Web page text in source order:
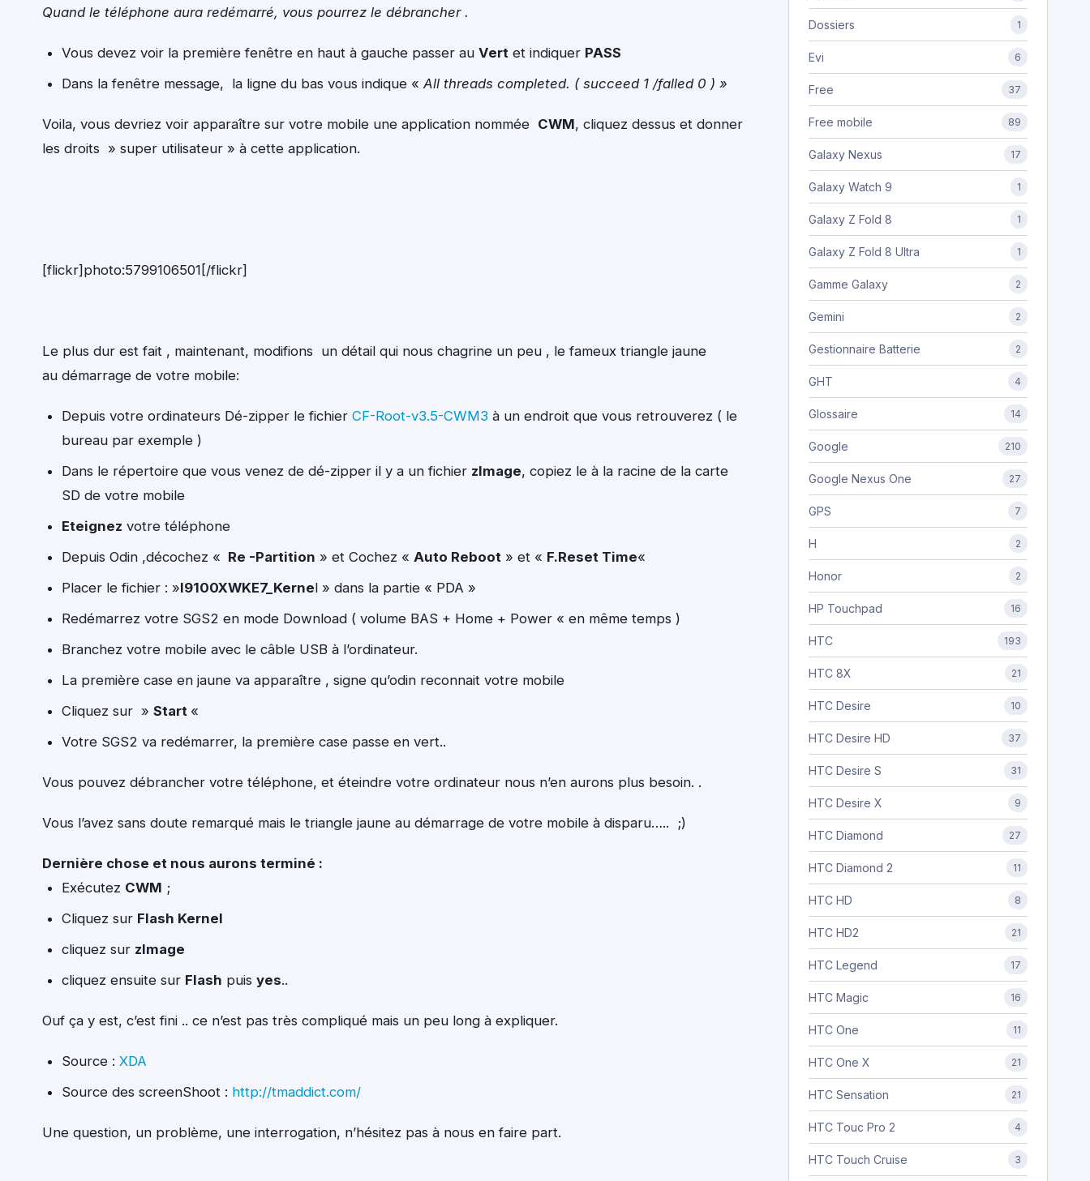
Quand le téléphone aura redémarré, vous pourrez le débrancher .
Vous devez voir la première fenêtre en haut à gauche passer au Vert et indiquer PASS
Dans la fenêtre message, la ligne du bas vous indique «All threads completed. ( succeed 1 /falled 0 ) »
Voila, vous devriez voir apparaître sur votre mobile une application nommée CWM, cliquez dessus et donner
les droits » super utilisateur » à cette application.
[flickr]photo:5799106501[/flickr]
Le plus dur est fait , maintenant, modifions un détail qui nous chagrine un peu , le fameux triangle jaune
au démarrage de votre mobile:
Depuis votre ordinateurs Dé-zipper le fichier CF-Root-v3.5-CWM3 à un endroit que vous retrouverez ( le
bureau par exemple )
Dans le répertoire que vous venez de dé-zipper il y a un fichier zImage, copiez le à la racine de la carte
SD de votre mobile
Eteignez votre téléphone
Depuis Odin ,décochez « Re -Partition » et Cochez « Auto Reboot » et « F.Reset Time«
Placer le fichier : »I9100XWKE7_Kernel » dans la partie « PDA »
Redémarrez votre SGS2 en mode Download ( volume BAS + Home + Power « en même temps )
Branchez votre mobile avec le câble USB à l’ordinateur.
La première case en jaune va apparaître , signe qu’odin reconnait votre mobile
Cliquez sur » Start «
Votre SGS2 va redémarrer, la première case passe en vert..
Vous pouvez débrancher votre téléphone, et éteindre votre ordinateur nous n’en aurons plus besoin. .
Vous l’avez sans doute remarqué mais le triangle jaune au démarrage de votre mobile à disparu….. ;)
Dernière chose et nous aurons terminé :
Exécutez CWM ;
Cliquez sur Flash Kernel
cliquez sur zImage
cliquez ensuite sur Flash puis yes..
Ouf ça y est, c’est fini .. ce n’est pas très compliqué mais un peu long à expliquer.
Source : XDA
Source des screenShoot : http://tmaddict.com/
Une question, un problème, une interrogation, n’hésitez pas à nous en faire part.
Dossiers 1
Evi 6
Free 37
Free mobile 89
Galaxy Nexus 17
Galaxy Watch 9 1
Galaxy Z Fold 8 1
Galaxy Z Fold 8 Ultra 1
Gamme Galaxy 2
Gemini 2
Gestionnaire Batterie 2
GHT 4
Glossaire 14
Google 210
Google Nexus One 27
GPS 7
H 2
Honor 2
HP Touchpad 16
HTC 193
HTC 8X 21
HTC Desire 10
HTC Desire HD 37
HTC Desire S 31
HTC Desire X 9
HTC Diamond 27
HTC Diamond 2 11
HTC HD 8
HTC HD2 21
HTC Legend 17
HTC Magic 16
HTC One 11
HTC One X 21
HTC Sensation 21
HTC Touc Pro 2 4
HTC Touch Cruise 3